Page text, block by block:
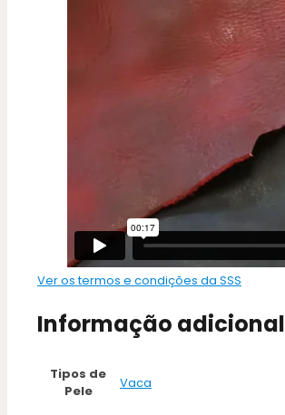
Ver os termos e condições da SSS
Informação adicional
Tipos de
Pele
Vaca